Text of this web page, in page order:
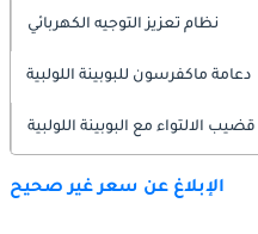
نظام تعزيز التوجيه الكهربائي
دعامة ماكفرسون للبوبينة اللولبية
قضيب الالتواء مع البوبينة اللولبية
الإبلاغ عن سعر غير صحيح